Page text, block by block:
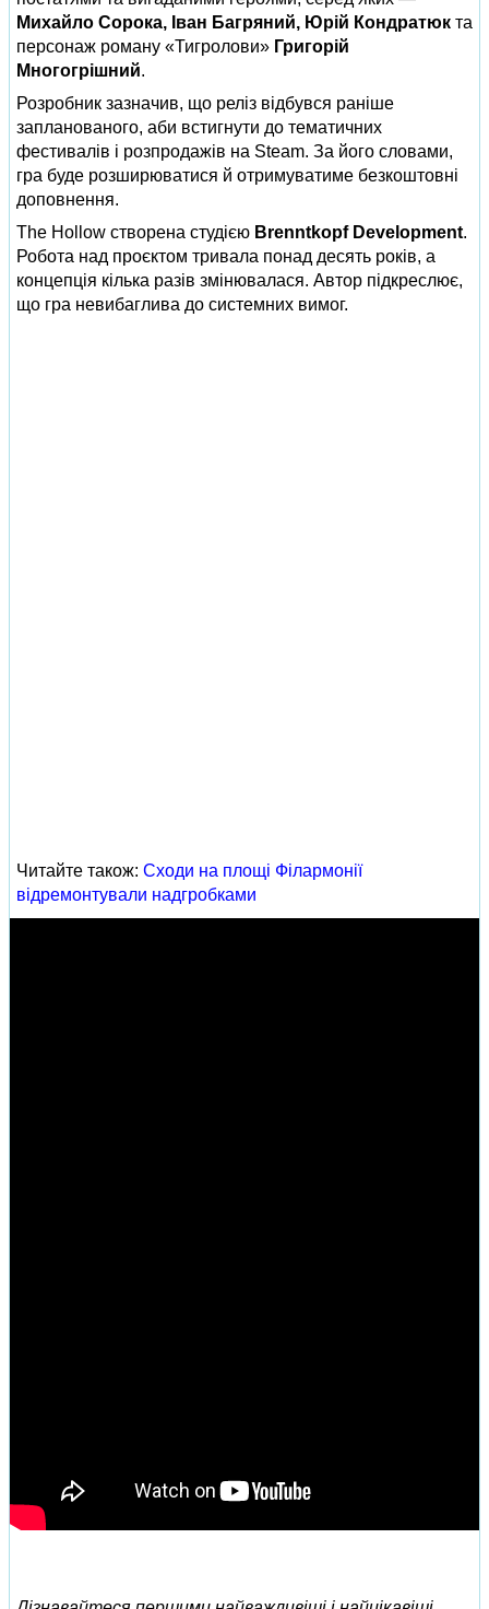
Михайло Сорока, Іван Багряний, Юрій Кондратюк та
персонаж роману «Тигролови» Григорій
Многогрішний.
Розробник зазначив, що реліз відбувся раніше
запланованого, аби встигнути до тематичних
фестивалів і розпродажів на Steam. За його словами,
гра буде розширюватися й отримуватиме безкоштовні
доповнення.
The Hollow створена студією Brenntkopf Development.
Робота над проєктом тривала понад десять років, а
концепція кілька разів змінювалася. Автор підкреслює,
що гра невибаглива до системних вимог.
Читайте також: Сходи на площі Філармонії
відремонтували надгробками